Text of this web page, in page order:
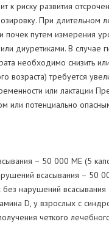
к риску развития
При
путем измерения
диуретиками. В случае
необходимо снизить
требуется
или лактации
или потенциально
– 50 000 МЕ (5
всасывания – 50
нарушений
D, у взрослых с
четкого